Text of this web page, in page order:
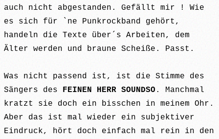
auch nicht abgestanden. Gefällt mir ! Wie
es sich für `ne Punkrockband gehört,
handeln die Texte über´s Arbeiten, dem
Älter werden und braune Scheiße. Passt.
Was nicht passend ist, ist die Stimme des
Sängers des FEINEN HERR SOUNDSO . Manchmal
kratzt sie doch ein bisschen in meinem Ohr.
Aber das ist mal wieder ein subjektiver
Eindruck, hört doch einfach mal rein in den